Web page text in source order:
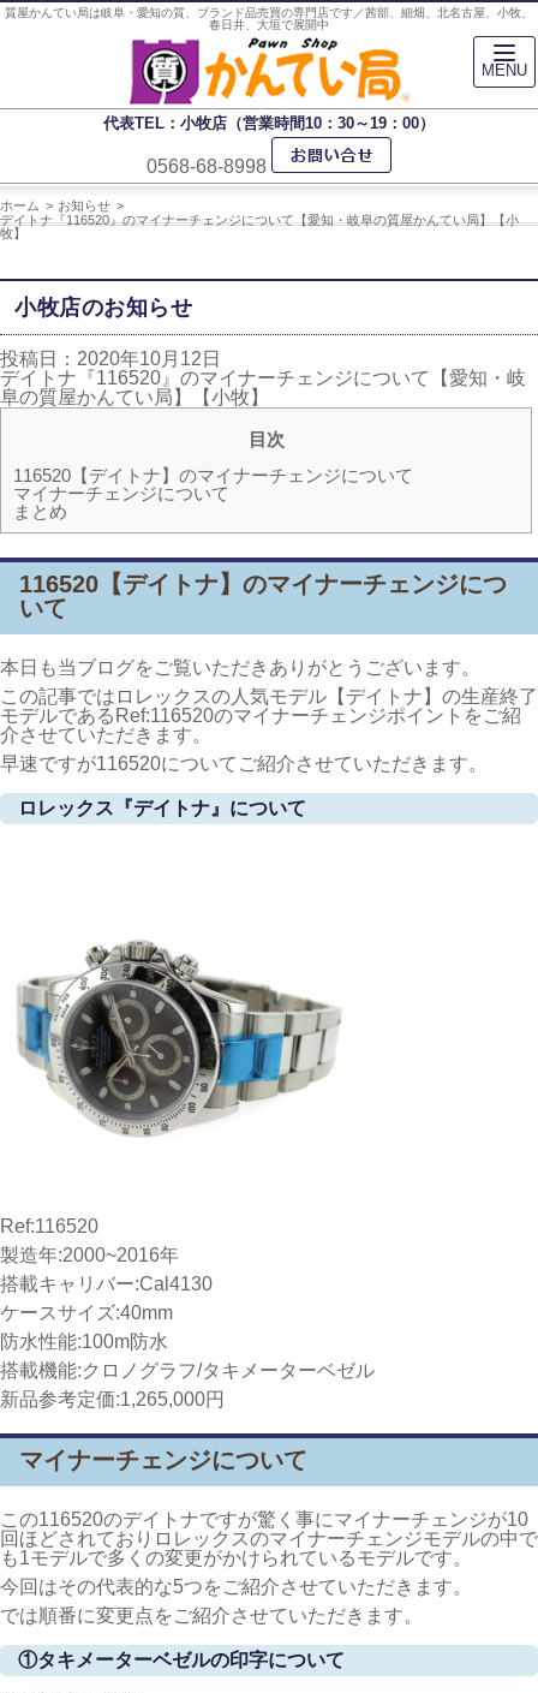
質屋かんてい局は岐阜・愛知の質、ブランド品売買の専門店です／茜部、細畑、北名古屋、小牧、
春日井、大垣で展開中
代表TEL：小牧店（営業時間10：30～19：00）
0568-68-8998
ホーム
お知らせ
デイトナ『116520』のマイナーチェンジについて【愛知・岐阜の質屋かんてい局】【小
牧】
小牧店のお知らせ
投稿日：2020年10月12日
デイトナ『116520』のマイナーチェンジについて【愛知・岐
阜の質屋かんてい局】【小牧】
目次
116520【デイトナ】のマイナーチェンジについて
マイナーチェンジについて
まとめ
116520【デイトナ】のマイナーチェンジにつ
いて
本日も当ブログをご覧いただきありがとうございます。
この記事ではロレックスの人気モデル【デイトナ】の生産終了
モデルであるRef:116520のマイナーチェンジポイントをご紹
介させていただきます。
早速ですが116520についてご紹介させていただきます。
ロレックス『デイトナ』について
Ref:116520
製造年:2000~2016年
搭載キャリバー:Cal4130
ケースサイズ:40mm
防水性能:100m防水
搭載機能:クロノグラフ/タキメーターベゼル
新品参考定価:1,265,000円
マイナーチェンジについて
この116520のデイトナですが驚く事にマイナーチェンジが10
回ほどされておりロレックスのマイナーチェンジモデルの中で
も1モデルで多くの変更がかけられているモデルです。
今回はその代表的な5つをご紹介させていただきます。
では順番に変更点をご紹介させていただきます。
①タキメーターベゼルの印字について
MENU